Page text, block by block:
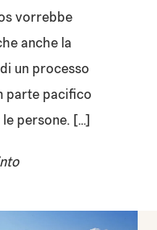
vorrebbe
anche la
un processo
parte pacifico
persone. […]